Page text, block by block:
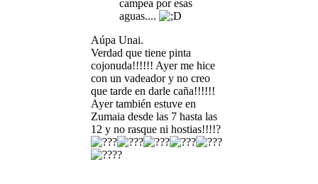
campea por esas
aguas....
Aúpa Unai.
Verdad que tiene pinta
cojonuda!!!!!! Ayer me hice
con un vadeador y no creo
que tarde en darle caña!!!!!!
Ayer también estuve en
Zumaia desde las 7 hasta las
12 y no rasque ni hostias!!!!?
?